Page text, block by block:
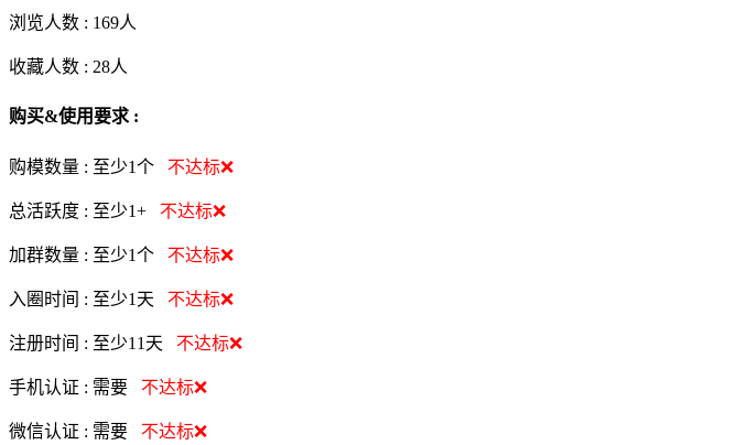
浏览人数 : 169人
收藏人数 : 28人
购买&使用要求 :
购模数量 : 至少1个 不达标❌
总活跃度 : 至少1+ 不达标❌
加群数量 : 至少1个 不达标❌
入圈时间 : 至少1天 不达标❌
注册时间 : 至少11天 不达标❌
手机认证 : 需要 不达标❌
微信认证 : 需要 不达标❌